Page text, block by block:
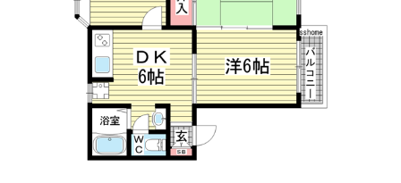
路線·駅から探す
地図から探す
店舗情報·アクセス